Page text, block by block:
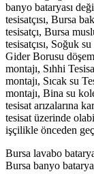
banyo bataryası
tesisatçısı, Bursa
tesisatçı, Bursa
tesisatçısı, Soğuk
Gider Borusu
montajı, Sıhhi
montajı, Sıcak su
montajı, Bina su
tesisat arızalarına
tesisat üzerinde
işçilikle önceden
Bursa lavabo
Bursa banyo